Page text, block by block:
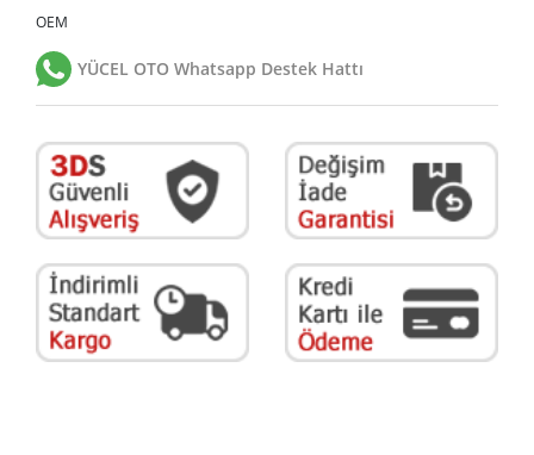
OEM
YÜCEL OTO Whatsapp Destek Hattı